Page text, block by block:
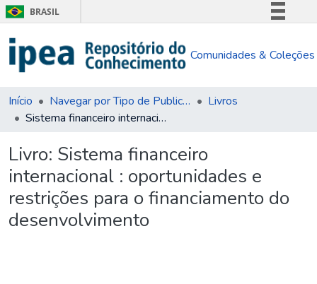
BRASIL
Comunica BR
Acesso à informação
Comunidades & Coleções
Início Navegar por Tipo de Publicação
Livros
Sistema financeiro internacional : oportunidades e restrições para o financiamento do desenvolvimento
Livro: Sistema financeiro
internacional : oportunidades e
restrições para o financiamento do
desenvolvimento